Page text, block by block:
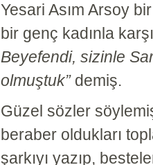
Yesari Asım Arsoy
bir genç kadınla
Beyefendi, sizinle
olmuştuk”demiş.
Güzel sözler
beraber oldukları
şarkıyı yazıp,